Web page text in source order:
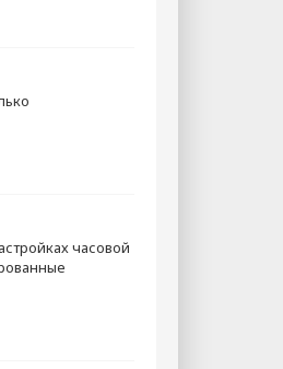
часовой